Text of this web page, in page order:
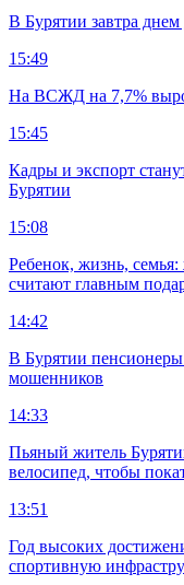
В Бурятии завтра
15:49
На ВСЖД на 7,7%
15:45
Кадры и экспорт
Бурятии
15:08
Ребенок, жизнь,
считают главным
14:42
В Бурятии пенсионеры
мошенников
14:33
Пьяный житель
велосипед, чтобы
13:51
Год высоких
спортивную